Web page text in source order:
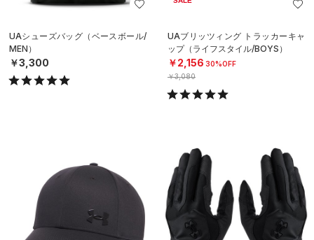
UAシューズバッグ（ベースボール/
MEN）
￥3,300
UAブリッツィング トラッカーキャ
ップ（ライフスタイル/BOYS）
￥2,156 30%OFF
￥3,080